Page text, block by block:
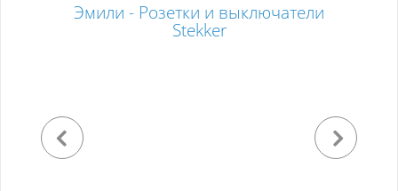
Эмили - Розетки и выключатели
Stekker